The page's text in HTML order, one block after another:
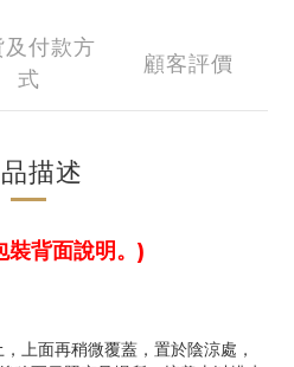
付款方
式
顧客評價
描述
裝背面說明。)
上面再稍微覆蓋，置於陰涼處，